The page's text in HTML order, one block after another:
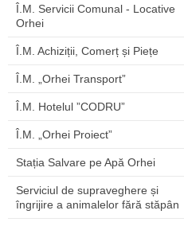
Î.M. Servicii Comunal - Locative
Orhei
Î.M. Achiziții, Comerț și Piețe
Î.M. „Orhei Transport”
Î.M. Hotelul ”CODRU”
Î.M. „Orhei Proiect”
Stația Salvare pe Apă Orhei
Serviciul de supraveghere și
îngrijire a animalelor fără stăpân